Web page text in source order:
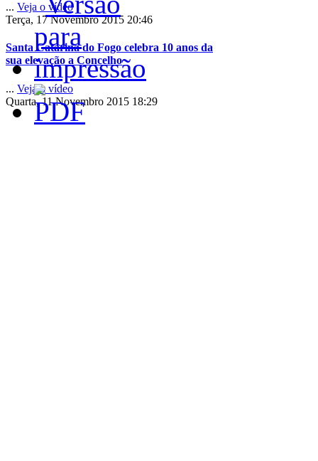
... Veja o vídeo
Terça, 17 Novembro 2015 20:46
Santa Catarina do Fogo celebra 10 anos da
sua elevação a Concelho
... Veja o vídeo
Quarta, 11 Novembro 2015 18:29